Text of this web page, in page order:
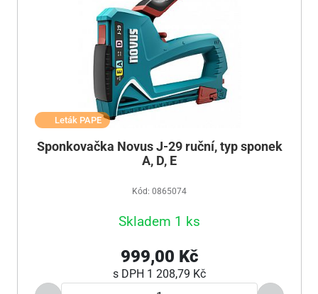
Leták PAPE
Sponkovačka Novus J-29 ruční, typ sponek
A, D, E
Kód: 0865074
Skladem 1 ks
999,00 Kč
s DPH 1 208,79 Kč